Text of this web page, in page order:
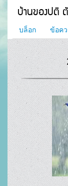
สมาชิก
หน้าส่วนตัว
บ้านของปติ
บล็อก
ข้อค